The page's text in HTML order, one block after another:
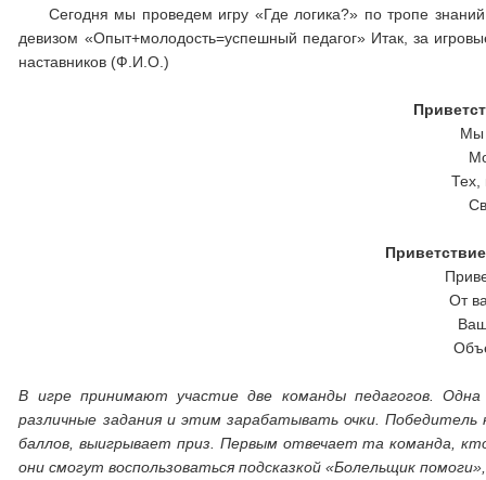
Сегодня мы проведем игру «Где логика?» по тропе
девизом «Опыт+молодость=успешный педагог» Итак, за
наставников (Ф.И.О.)
Мы
Тех,
От
В игре принимают участие две команды педагогов.
различные задания и этим зарабатывать очки.
баллов, выигрывает приз. Первым отвечает та команда,
они смогут воспользоваться подсказкой «Болельщик